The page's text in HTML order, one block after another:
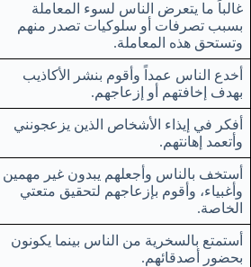
غالباً ما يتعرض الناس لسوء المعاملة
بسبب تصرفات أو سلوكيات تصدر منهم
وتستحق هذه المعاملة.
أخدع الناس عمداً وأقوم بنشر الأكاذيب
بهدف إخافتهم أو إزعاجهم.
أفكر في إيذاء الأشخاص الذين يزعجونني
وأتعمد إهانتهم.
أستخف بالناس وأجعلهم يبدون غير مهمين
وأغبياء، وأقوم بإزعاجهم لتحقيق متعتي
الخاصة.
أستمتع بالسخرية من الناس بينما يكونون
بحضور أصدقائهم.